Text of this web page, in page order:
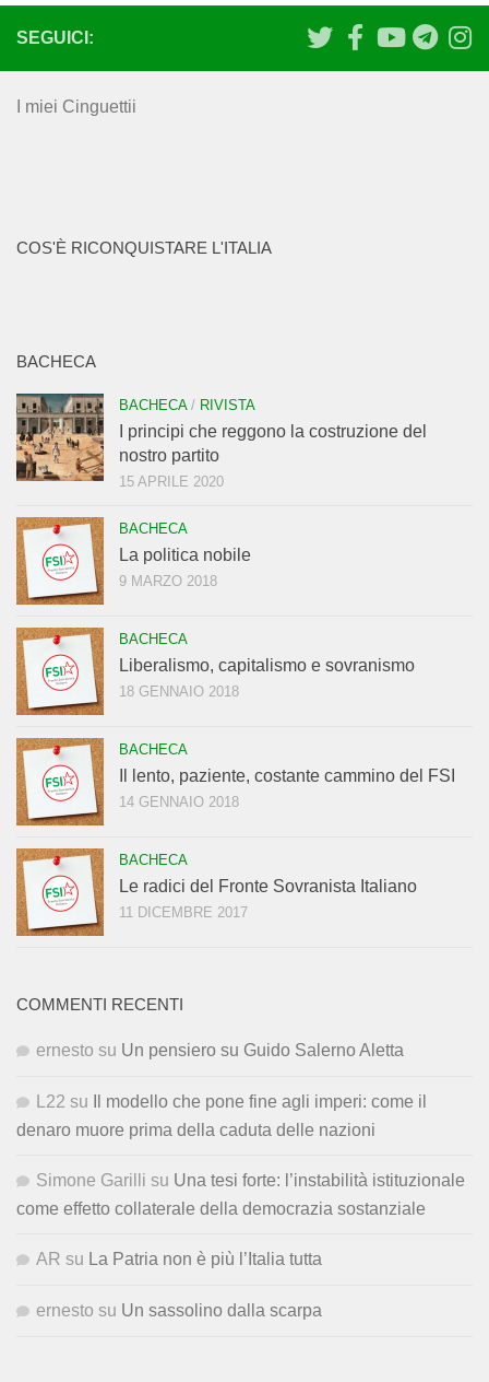
SEGUICI:
I miei Cinguettii
COS'È RICONQUISTARE L'ITALIA
BACHECA
BACHECA/ RIVISTA
I principi che reggono la costruzione del
nostro partito
15 APRILE 2020
BACHECA
La politica nobile
9 MARZO 2018
BACHECA
Liberalismo, capitalismo e sovranismo
18 GENNAIO 2018
BACHECA
Il lento, paziente, costante cammino del FSI
14 GENNAIO 2018
BACHECA
Le radici del Fronte Sovranista Italiano
11 DICEMBRE 2017
COMMENTI RECENTI
ernesto su Un pensiero su Guido Salerno Aletta
L22 su
Il modello che pone fine agli imperi: come il
denaro muore prima della caduta delle nazioni
Simone Garilli su Una tesi forte: l’instabilità istituzionale
come effetto collaterale della democrazia sostanziale
AR su La Patria non è più l’Italia tutta
ernesto su Un sassolino dalla scarpa